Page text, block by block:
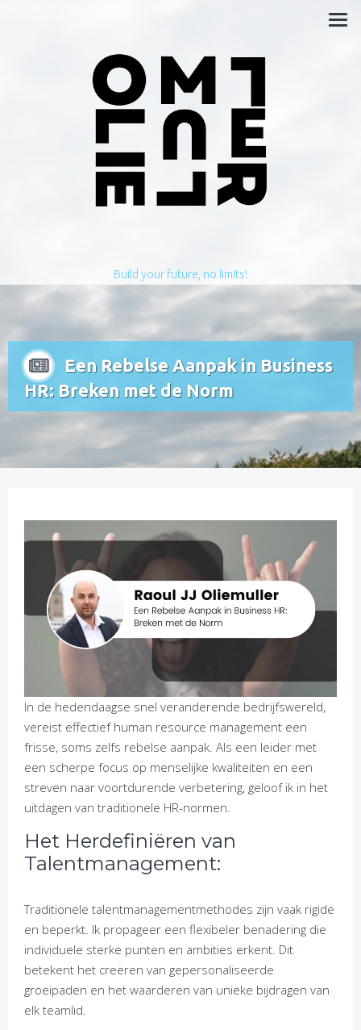
Build your future, no limits!
Een Rebelse Aanpak in Business
HR: Breken met de Norm
In de hedendaagse snel veranderende bedrijfswereld,
vereist effectief human resource management een
frisse, soms zelfs rebelse aanpak. Als een leider met
een scherpe focus op menselijke kwaliteiten en een
streven naar voortdurende verbetering, geloof ik in het
uitdagen van traditionele HR-normen.
Het Herdefiniëren van
Talentmanagement:
Traditionele talentmanagementmethodes zijn vaak rigide
en beperkt. Ik propageer een flexibeler benadering die
individuele sterke punten en ambities erkent. Dit
betekent het creëren van gepersonaliseerde
groeipaden en het waarderen van unieke bijdragen van
elk teamlid.